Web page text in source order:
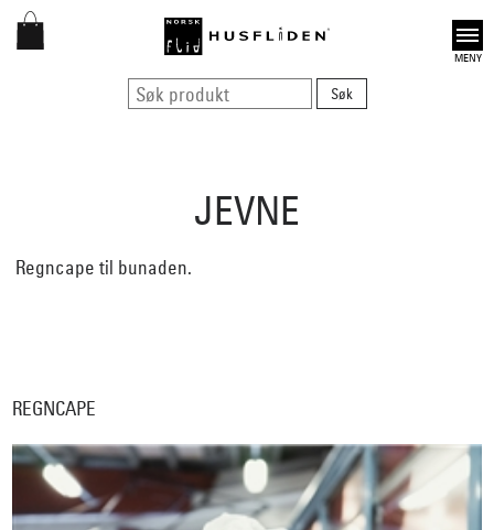
Open
JEVNE
Regncape til bunaden.
REGNCAPE